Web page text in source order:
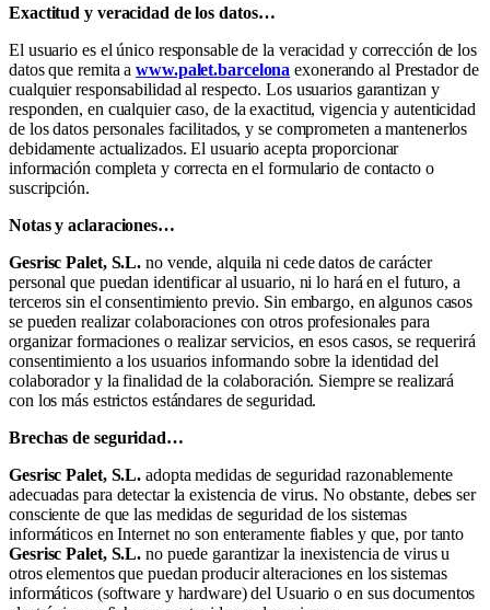
Exactitud y veracidad de los datos…
El usuario es el único responsable de la veracidad y corrección de los
datos que remita awww.palet.barcelona exonerando al Prestador de
cualquier responsabilidad al respecto. Los usuarios garantizan y
responden, en cualquier caso, de la exactitud, vigencia y autenticidad
de los datos personales facilitados, y se comprometen a mantenerlos
debidamente actualizados. El usuario acepta proporcionar
información completa y correcta en el formulario de contacto o
suscripción.
Notas y aclaraciones…
Gesrisc Palet, S.L. no vende, alquila ni cede datos de carácter
personal que puedan identificar al usuario, ni lo hará en el futuro, a
terceros sin el consentimiento previo. Sin embargo, en algunos casos
se pueden realizar colaboraciones con otros profesionales para
organizar formaciones o realizar servicios, en esos casos, se requerirá
consentimiento a los usuarios informando sobre la identidad del
colaborador y la finalidad de la colaboración. Siempre se realizará
con los más estrictos estándares de seguridad.
Brechas de seguridad…
Gesrisc Palet, S.L. adopta medidas de seguridad razonablemente
adecuadas para detectar la existencia de virus. No obstante, debes ser
consciente de que las medidas de seguridad de los sistemas
informáticos en Internet no son enteramente fiables y que, por tanto
Gesrisc Palet, S.L. no puede garantizar la inexistencia de virus u
otros elementos que puedan producir alteraciones en los sistemas
informáticos (software y hardware) del Usuario o en sus documentos